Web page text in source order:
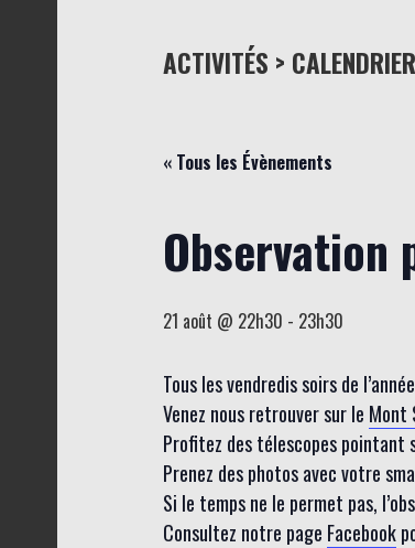
ACTIVITÉS >
« Tous les Évènements
Observation
21 août @ 22h30 - 23h30
Tous les vendredis soirs de
Venez nous retrouver sur le Mont
Profitez des télescopes pointant
Prenez des photos avec votre
Si le temps ne le permet pas,
Consultez notre page Facebook